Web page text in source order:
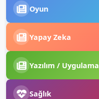
Oyun
Yapay Zeka
Yazılım / Uygulama
Sağlık